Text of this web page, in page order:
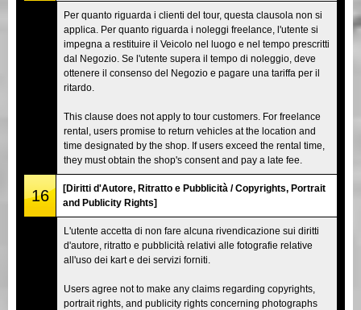
Per quanto riguarda i clienti del tour, questa clausola non si
applica. Per quanto riguarda i noleggi freelance, l'utente si
impegna a restituire il Veicolo nel luogo e nel tempo prescritti
dal Negozio. Se l'utente supera il tempo di noleggio, deve
ottenere il consenso del Negozio e pagare una tariffa per il
ritardo.
This clause does not apply to tour customers. For freelance
rental, users promise to return vehicles at the location and
time designated by the shop. If users exceed the rental time,
they must obtain the shop's consent and pay a late fee.
16
[Diritti d'Autore, Ritratto e Pubblicità / Copyrights, Portrait
and Publicity Rights]
L'utente accetta di non fare alcuna rivendicazione sui diritti
d'autore, ritratto e pubblicità relativi alle fotografie relative
all'uso dei kart e dei servizi forniti.
Users agree not to make any claims regarding copyrights,
portrait rights, and publicity rights concerning photographs